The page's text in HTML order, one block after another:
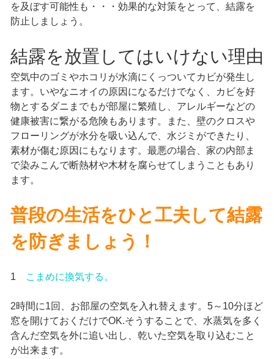
を及ぼす可能性も・・・効果的な対策をとって、結露を
防止しましょう。
結露を放置してはいけない理由
空気中のゴミやホコリが水滴にくっついてカビが発生し
ます。いやなニオイの原因になるだけでなく、カビを好
物とするダニまでもが部屋に繁殖し、アレルギーなどの
健康被害に繋がる危険もあります。また、壁のクロスや
フローリングが水分を吸い込んで、水ジミができたり、
素材が傷む原因にもなります。最悪の場合、家の内部ま
で染みこんで断熱材や木材を腐らせてしまうこともあり
ます。
普段の生活をひと工夫して結露
を防ぎましょう！
1 こまめに換気する。
2時間に1回、お部屋の空気を入れ替えます。5～10分ほど
窓を開けておくだけでOK.そうすることで、水蒸気を多く
含んだ空気を外に追い出し、乾いた空気を取り込むこと
が出来ます。